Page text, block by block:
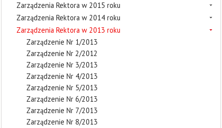
Zarządzenia Rektora w 2015 roku
Zarządzenia Rektora w 2014 roku
Zarządzenia Rektora w 2013 roku
Zarządzenie Nr 1/2013
Zarządzenie Nr 2/2012
Zarządzenie Nr 3/2013
Zarządzenie Nr 4/2013
Zarządzenie Nr 5/2013
Zarządzenie Nr 6/2013
Zarządzenie Nr 7/2013
Zarządzenie Nr 8/2013